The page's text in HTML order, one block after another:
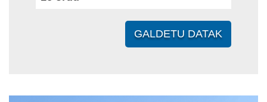
GALDETU DATAK